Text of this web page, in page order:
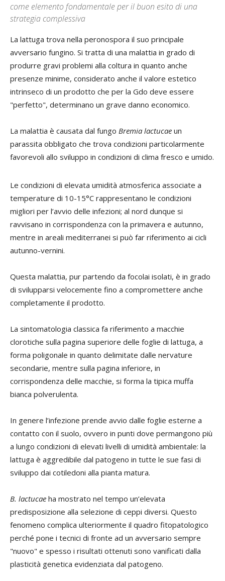
come elemento fondamentale per il buon esito di una
strategia complessiva
La lattuga trova nella peronospora il suo principale
avversario fungino. Si tratta di una malattia in grado di
produrre gravi problemi alla coltura in quanto anche
presenze minime, considerato anche il valore estetico
intrinseco di un prodotto che per la Gdo deve essere
"perfetto", determinano un grave danno economico.
La malattia è causata dal fungo Bremia lactucae un
parassita obbligato che trova condizioni particolarmente
favorevoli allo sviluppo in condizioni di clima fresco e umido.
Le condizioni di elevata umidità atmosferica associate a
temperature di 10-15°C rappresentano le condizioni
migliori per l’avvio delle infezioni; al nord dunque si
ravvisano in corrispondenza con la primavera e autunno,
mentre in areali mediterranei si può far riferimento ai cicli
autunno-vernini.
Questa malattia, pur partendo da focolai isolati, è in grado
di svilupparsi velocemente fino a compromettere anche
completamente il prodotto.
La sintomatologia classica fa riferimento a macchie
clorotiche sulla pagina superiore delle foglie di lattuga, a
forma poligonale in quanto delimitate dalle nervature
secondarie, mentre sulla pagina inferiore, in
corrispondenza delle macchie, si forma la tipica muffa
bianca polverulenta.
In genere l’infezione prende avvio dalle foglie esterne a
contatto con il suolo, ovvero in punti dove permangono più
a lungo condizioni di elevati livelli di umidità ambientale: la
lattuga è aggredibile dal patogeno in tutte le sue fasi di
sviluppo dai cotiledoni alla pianta matura.
B. lactucae ha mostrato nel tempo un’elevata
predisposizione alla selezione di ceppi diversi. Questo
fenomeno complica ulteriormente il quadro fitopatologico
perché pone i tecnici di fronte ad un avversario sempre
"nuovo" e spesso i risultati ottenuti sono vanificati dalla
plasticità genetica evidenziata dal patogeno.